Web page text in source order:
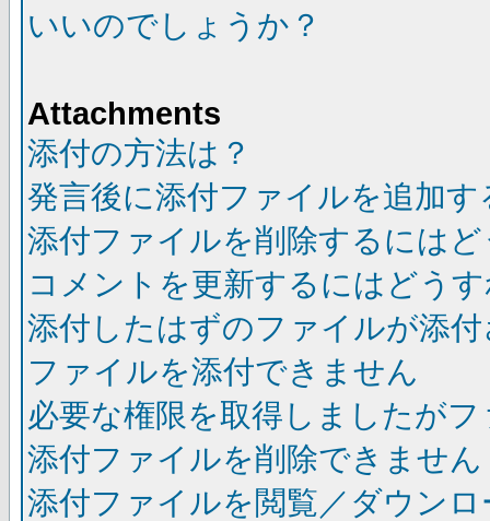
いいのでしょうか？
Attachments
添付の方法は？
発言後に添付ファイルを追加
添付ファイルを削除するには
コメントを更新するにはどう
添付したはずのファイルが添
ファイルを添付できません
必要な権限を取得しましたが
添付ファイルを削除できません
添付ファイルを閲覧／ダウン